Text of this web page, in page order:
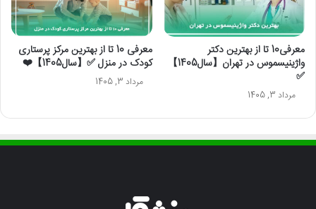
معرفی10 تا از بهترین دکتر
واژینیسموس در تهران【سال1405】
✅
مرداد 3, 1405
معرفی 10 تا از بهترین مرکز پرستاری
کودک در منزل ✅【سال1405】❤️
مرداد 3, 1405